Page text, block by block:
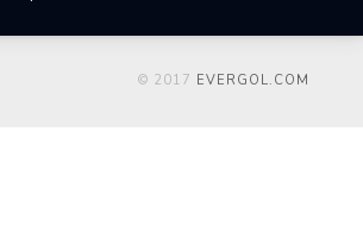
© 2017 EVERGOL.COM